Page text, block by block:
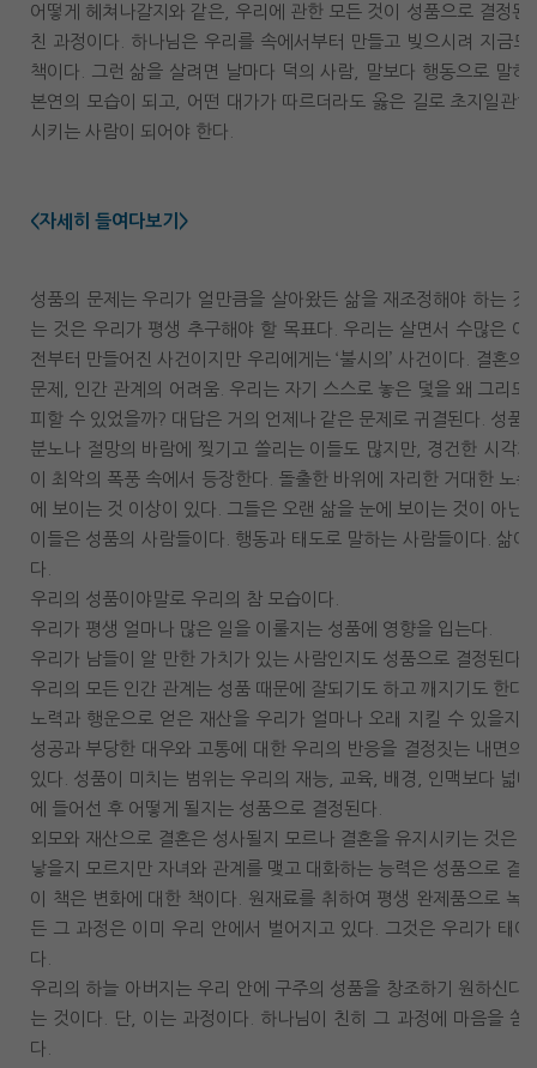
어떻게 헤쳐나갈지와 같은, 우리에 관한 모든 것이 성품으로 결정
친 과정이다. 하나님은 우리를 속에서부터 만들고 빚으시려 지금
책이다. 그런 삶을 살려면 날마다 덕의 사람, 말보다 행동으로 말
본연의 모습이 되고, 어떤 대가가 따르더라도 옳은 길로 초지일관
시키는 사람이 되어야 한다.
<자세히 들여다보기>
성품의 문제는 우리가 얼만큼을 살아왔든 삶을 재조정해야 하는
는 것은 우리가 평생 추구해야 할 목표다. 우리는 살면서 수많은
전부터 만들어진 사건이지만 우리에게는 ‘불시의’ 사건이다. 결혼
문제, 인간 관계의 어려움. 우리는 자기 스스로 놓은 덫을 왜 그리
피할 수 있었을까? 대답은 거의 언제나 같은 문제로 귀결된다. 성품.
분노나 절망의 바람에 찢기고 쓸리는 이들도 많지만, 경건한 시각
이 최악의 폭풍 속에서 등장한다. 돌출한 바위에 자리한 거대한 노
에 보이는 것 이상이 있다. 그들은 오랜 삶을 눈에 보이는 것이 아닌
이들은 성품의 사람들이다. 행동과 태도로 말하는 사람들이다. 삶
다.
우리의 성품이야말로 우리의 참 모습이다.
우리가 평생 얼마나 많은 일을 이룰지는 성품에 영향을 입는다.
우리가 남들이 알 만한 가치가 있는 사람인지도 성품으로 결정된다.
우리의 모든 인간 관계는 성품 때문에 잘되기도 하고 깨지기도 한다.
노력과 행운으로 얻은 재산을 우리가 얼마나 오래 지킬 수 있을지
성공과 부당한 대우와 고통에 대한 우리의 반응을 결정짓는 내면
있다. 성품이 미치는 범위는 우리의 재능, 교육, 배경, 인맥보다 넓
에 들어선 후 어떻게 될지는 성품으로 결정된다.
외모와 재산으로 결혼은 성사될지 모르나 결혼을 유지시키는 것은
낳을지 모르지만 자녀와 관계를 맺고 대화하는 능력은 성품으로 결
이 책은 변화에 대한 책이다. 원재료를 취하여 평생 완제품으로 녹
든 그 과정은 이미 우리 안에서 벌어지고 있다. 그것은 우리가 태
다.
우리의 하늘 아버지는 우리 안에 구주의 성품을 창조하기 원하신
는 것이다. 단, 이는 과정이다. 하나님이 친히 그 과정에 마음을 쏟
다.